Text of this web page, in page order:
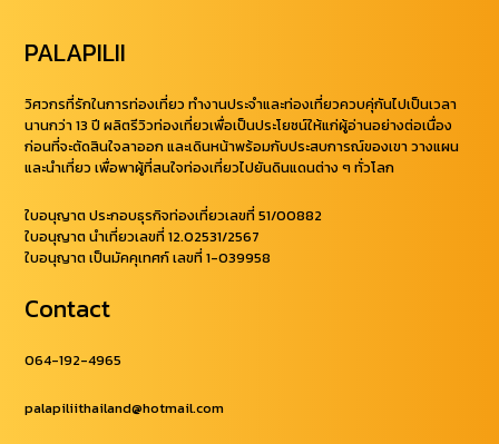
PALAPILII
วิศวกรที่รักในการท่องเที่ยว ทำงานประจำและท่องเที่ยวควบคุ่กันไปเป็นเวลา
นานกว่า 13 ปี ผลิตรีวิวท่องเที่ยวเพื่อเป็นประโยชน์ให้แก่ผู้อ่านอย่างต่อเนื่อง
ก่อนที่จะตัดสินใจลาออก และเดินหน้าพร้อมกับประสบการณ์ของเขา วางแผน
และนำเที่ยว เพื่อพาผู้ที่สนใจท่องเที่ยวไปยันดินแดนต่าง ๆ ทั่วโลก
ใบอนุญาต ประกอบธุรกิจท่องเที่ยวเลขที่ 51/00882
ใบอนุญาต นำเที่ยวเลขที่ 12.02531/2567
ใบอนุญาต เป็นมัคคุเทศก์ เลขที่ 1-039958
Contact
064-192-4965
palapiliithailand@hotmail.com